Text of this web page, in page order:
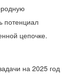
потенциал
цепочке.
на 2025 год